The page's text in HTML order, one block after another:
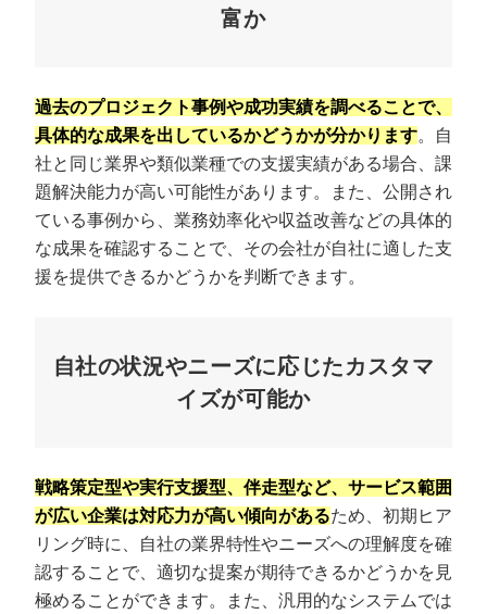
富か
過去のプロジェクト事例や成功実績を調べることで、
具体的な成果を出しているかどうかが分かります。自
社と同じ業界や類似業種での支援実績がある場合、課
題解決能力が高い可能性があります。また、公開され
ている事例から、業務効率化や収益改善などの具体的
な成果を確認することで、その会社が自社に適した支
援を提供できるかどうかを判断できます。
自社の状況やニーズに応じたカスタマ
イズが可能か
戦略策定型や実行支援型、伴走型など、サービス範囲
が広い企業は対応力が高い傾向があるため、初期ヒア
リング時に、自社の業界特性やニーズへの理解度を確
認することで、適切な提案が期待できるかどうかを見
極めることができます。また、汎用的なシステムでは